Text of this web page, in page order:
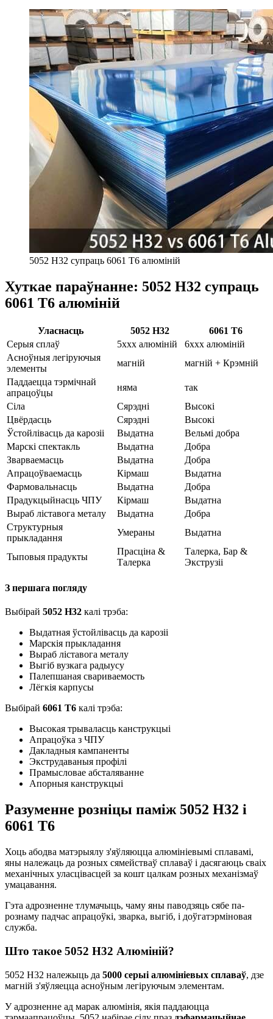
5052 H32 супраць 6061 Т6 алюміній
Хуткае параўнанне: 5052 H32 супраць
6061 Т6 алюміній
Уласнасць 5052 H32
6061 Т6
Серыя сплаў
5ххх алюміній
6ххх алюміній
Асноўныя легіруючыя
элементы
магній
магній + Крэмній
Паддаецца тэрмічнай
апрацоўцы
няма
так
Сіла
Сярэдні
Высокі
Цвёрдасць
Сярэдні
Высокі
Ўстойлівасць да карозіі
Выдатна
Вельмі добра
Марскі спектакль
Выдатна
Добра
Зварваемасць
Выдатна
Добра
Апрацоўваемасць
Кірмаш
Выдатна
Фармовальнасць
Выдатна
Добра
Прадукцыйнасць ЧПУ
Кірмаш
Выдатна
Выраб ліставога металу
Выдатна
Добра
Структурныя
прыкладання
Умераны Выдатна
Тыповыя прадукты
Прасціна &
Талерка
Талерка, Бар &
Экструзіі
З першага погляду
Выбірай 5052 H32 калі трэба:
Выдатная ўстойлівасць да карозіі
Марскія прыкладання
Выраб ліставога металу
Выгіб вузкага радыусу
Палепшаная свариваемость
Лёгкія карпусы
Выбірай 6061 Т6 калі трэба:
Высокая трываласць канструкцыі
Апрацоўка з ЧПУ
Дакладныя кампаненты
Экструдаваныя профілі
Прамысловае абсталяванне
Апорныя канструкцыі
Разуменне розніцы паміж 5052 H32 і
6061 Т6
Хоць абодва матэрыялу з'яўляюцца алюмініевымі сплавамі,
яны належаць да розных сямействаў сплаваў і дасягаюць сваіх
механічных уласцівасцей за кошт цалкам розных механізмаў
умацавання.
Гэта адрозненне тлумачыць, чаму яны паводзяць сябе па-
рознаму падчас апрацоўкі, зварка, выгіб, і доўгатэрміновая
служба.
Што такое 5052 H32 Алюміній?
5052 H32 належыць да 5000 серыі алюмініевых сплаваў, дзе
магній з'яўляецца асноўным легіруючым элементам.
У адрозненне ад марак алюмінія, якія паддаюцца